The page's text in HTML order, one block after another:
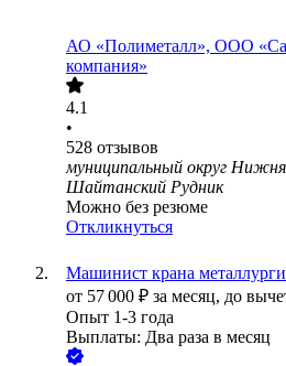
АО «Полиметалл», ООО
компания»
4.1
•
528 отзывов
муниципальный округ
Шайтанский Рудник
Можно без резюме
Откликнуться
Машинист крана
от 57 000 ₽ за месяц, до
Опыт 1-3 года
Выплаты: Два раза в месяц